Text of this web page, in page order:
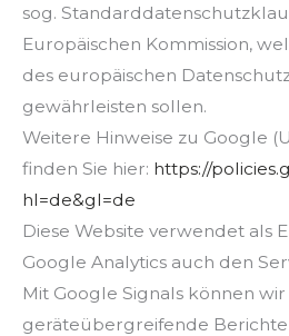
sog.
Europäischen Kommission,
des europäischen
gewährleisten sollen.
Weitere Hinweise zu Google
finden Sie hier: https://
hl=de&gl=de
Diese Website verwendet als
Google Analytics auch den
Mit Google Signals können wir
geräteübergreifende